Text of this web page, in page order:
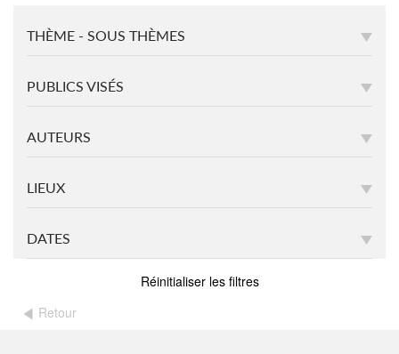
THÈME - SOUS THÈMES
PUBLICS VISÉS
AUTEURS
LIEUX
DATES
Réinitialiser les filtres
Retour